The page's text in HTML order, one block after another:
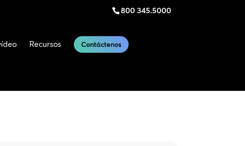
800 345.5000
Recursos Contáctenos